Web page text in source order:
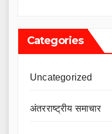
Categories
Uncategorized
अंतरराष्ट्रीय समाचार